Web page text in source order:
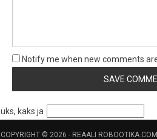
Notify me when new comments
üks, kaks ja
COPYRIGHT © 2026 - REAALI ROBOOTIKA.COM